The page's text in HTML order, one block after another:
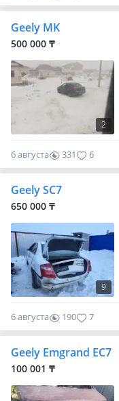
Geely MK
500 000 ₸
2
6 августа 331 6
Geely SC7
650 000 ₸
9
6 августа 190 7
Geely Emgrand EC7
100 001 ₸